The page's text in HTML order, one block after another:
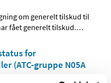
om generelt tilskud til
fået generelt tilskud.…
for
(ATC-gruppe N05A